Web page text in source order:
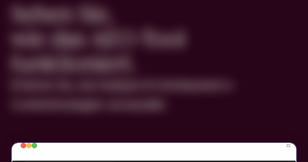
Sehen Sie,
wie das AEO-Tool
funktioniert.